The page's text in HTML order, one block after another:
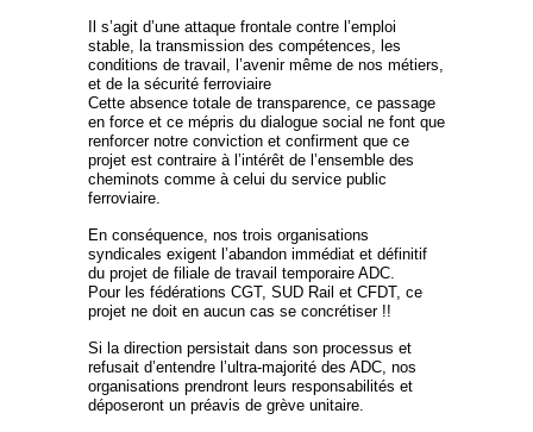
Il s’agit d’une attaque frontale contre l’emploi
stable, la transmission des compétences, les
conditions de travail, l’avenir même de nos métiers,
et de la sécurité ferroviaire
Cette absence totale de transparence, ce passage
en force et ce mépris du dialogue social ne font que
renforcer notre conviction et confirment que ce
projet est contraire à l’intérêt de l’ensemble des
cheminots comme à celui du service public
ferroviaire.
En conséquence, nos trois organisations
syndicales exigent l’abandon immédiat et définitif
du projet de filiale de travail temporaire ADC.
Pour les fédérations CGT, SUD Rail et CFDT, ce
projet ne doit en aucun cas se concrétiser !!
Si la direction persistait dans son processus et
refusait d’entendre l’ultra-majorité des ADC, nos
organisations prendront leurs responsabilités et
déposeront un préavis de grève unitaire.